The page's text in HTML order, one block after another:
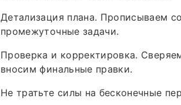
Детализация плана. Прописываем
промежуточные задачи.
Проверка и корректировка.
вносим финальные правки.
Не тратьте силы на бесконечные